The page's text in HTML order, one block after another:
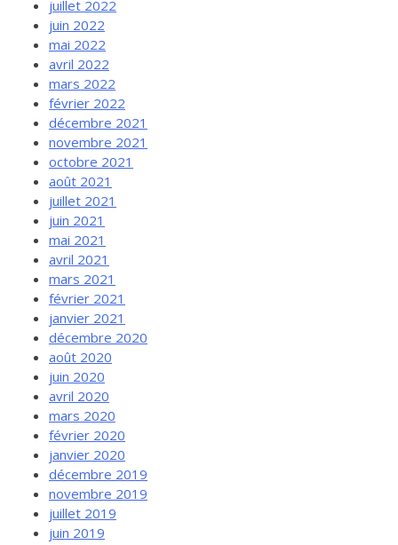
juillet 2022
juin 2022
mai 2022
avril 2022
mars 2022
février 2022
décembre 2021
novembre 2021
octobre 2021
août 2021
juillet 2021
juin 2021
mai 2021
avril 2021
mars 2021
février 2021
janvier 2021
décembre 2020
août 2020
juin 2020
avril 2020
mars 2020
février 2020
janvier 2020
décembre 2019
novembre 2019
juillet 2019
juin 2019